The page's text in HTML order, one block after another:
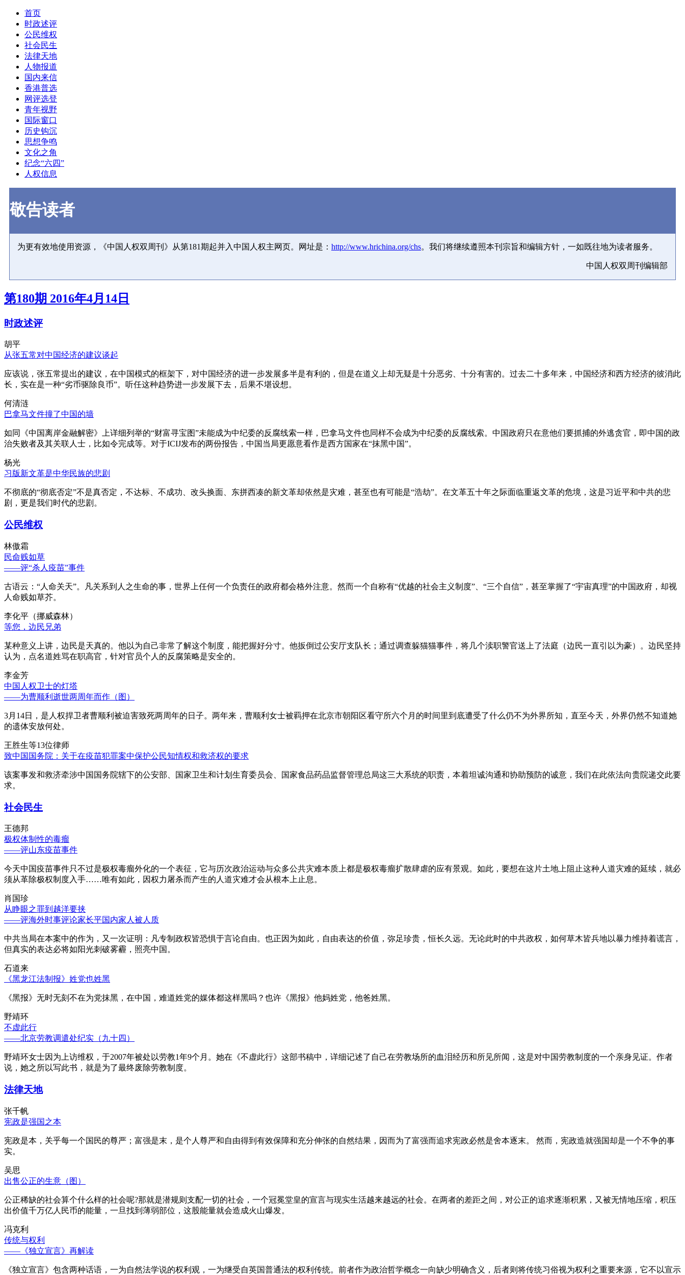
首页
时政述评
公民维权
社会民生
法律天地
人物报道
国内来信
香港普选
网评选登
青年视野
国际窗口
历史钩沉
思想争鸣
文化之角
纪念“六四”
人权信息
敬告读者
为更有效地使用资源，《中国人权双周刊》从第181期起并入中国人权主网页。网址是： http://www.hrichina.org/chs。我们将继续遵照本刊宗旨和编辑方针，一如既往地为读者服务。
中国人权双周刊编辑部
第180期 2016年4月14日
时政述评
胡平
从张五常对中国经济的建议谈起
应该说，张五常提出的建议，在中国模式的框架下，对中国经济的进一步发展多半是有利的，但是在道义上却无疑是十分恶劣、十分有害的。过去二十多年来，中国经济和西方经济的彼消此
长，实在是一种“劣币驱除良币”。听任这种趋势进一步发展下去，后果不堪设想。
何清涟
巴拿马文件撞了中国的墙
如同《中国离岸金融解密》上详细列举的“财富寻宝图”未能成为中纪委的反腐线索一样，巴拿马文件也同样不会成为中纪委的反腐线索。中国政府只在意他们要抓捕的外逃贪官，即中国的政
治失败者及其关联人士，比如令完成等。对于ICIJ发布的两份报告，中国当局更愿意看作是西方国家在“抹黑中国”。
杨光
习版新文革是中华民族的悲剧
不彻底的“彻底否定”不是真否定，不达标、不成功、改头换面、东拼西凑的新文革却依然是灾难，甚至也有可能是“浩劫”。在文革五十年之际面临重返文革的危境，这是习近平和中共的悲
剧，更是我们时代的悲剧。
公民维权
林傲霜
民命贱如草
——评“杀人疫苗”事件
古语云：“人命关天”。凡关系到人之生命的事，世界上任何一个负责任的政府都会格外注意。然而一个自称有“优越的社会主义制度”、“三个自信”，甚至掌握了“宇宙真理”的中国政府，却视
人命贱如草芥。
李化平（挪威森林）
等您，边民兄弟
某种意义上讲，边民是天真的。他以为自己非常了解这个制度，能把握好分寸。他扳倒过公安厅支队长；通过调查躲猫猫事件，将几个渎职警官送上了法庭（边民一直引以为豪）。边民坚持
认为，点名道姓骂在职高官，针对官员个人的反腐策略是安全的。
李金芳
中国人权卫士的灯塔
——为曹顺利逝世两周年而作（图）
3月14日，是人权捍卫者曹顺利被迫害致死两周年的日子。两年来，曹顺利女士被羁押在北京市朝阳区看守所六个月的时间里到底遭受了什么仍不为外界所知，直至今天，外界仍然不知道她
的遗体安放何处。
王胜生等13位律师
致中国国务院：关于在疫苗犯罪案中保护公民知情权和救济权的要求
该案事发和救济牵涉中国国务院辖下的公安部、国家卫生和计划生育委员会、国家食品药品监督管理总局这三大系统的职责，本着坦诚沟通和协助预防的诚意，我们在此依法向贵院递交此要
求。
社会民生
王德邦
极权体制性的毒瘤
——评山东疫苗事件
今天中国疫苗事件只不过是极权毒瘤外化的一个表征，它与历次政治运动与众多公共灾难本质上都是极权毒瘤扩散肆虐的应有景观。如此，要想在这片土地上阻止这种人道灾难的延续，就必
须从革除极权制度入手……唯有如此，因权力屠杀而产生的人道灾难才会从根本上止息。
肖国珍
从睁眼之罪到越洋要挟
——评海外时事评论家长平国内家人被人质
中共当局在本案中的作为，又一次证明：凡专制政权皆恐惧于言论自由。也正因为如此，自由表达的价值，弥足珍贵，恒长久远。无论此时的中共政权，如何草木皆兵地以暴力维持着谎言，
但真实的表达必将如阳光刺破雾霾，照亮中国。
石道来
《黑龙江法制报》姓党也姓黑
《黑报》无时无刻不在为党抹黑，在中国，难道姓党的媒体都这样黑吗？也许《黑报》他妈姓党，他爸姓黑。
野靖环
不虚此行
——北京劳教调遣处纪实（九十四）
野靖环女士因为上访维权，于2007年被处以劳教1年9个月。她在《不虚此行》这部书稿中，详细记述了自己在劳教场所的血泪经历和所见所闻，这是对中国劳教制度的一个亲身见证。作者
说，她之所以写此书，就是为了最终废除劳教制度。
法律天地
张千帆
宪政是强国之本
宪政是本，关乎每一个国民的尊严；富强是末，是个人尊严和自由得到有效保障和充分伸张的自然结果，因而为了富强而追求宪政必然是舍本逐末。 然而，宪政造就强国却是一个不争的事
实。
吴思
出售公正的生意（图）
公正稀缺的社会算个什么样的社会呢?那就是潜规则支配一切的社会，一个冠冕堂皇的宣言与现实生活越来越远的社会。在两者的差距之间，对公正的追求逐渐积累，又被无情地压缩，积压
出价值千万亿人民币的能量，一旦找到薄弱部位，这股能量就会造成火山爆发。
冯克利
传统与权利
——《独立宣言》再解读
《独立宣言》包含两种话语，一为自然法学说的权利观，一为继受自英国普通法的权利传统。前者作为政治哲学概念一向缺少明确含义，后者则将传统习俗视为权利之重要来源，它不以宣示